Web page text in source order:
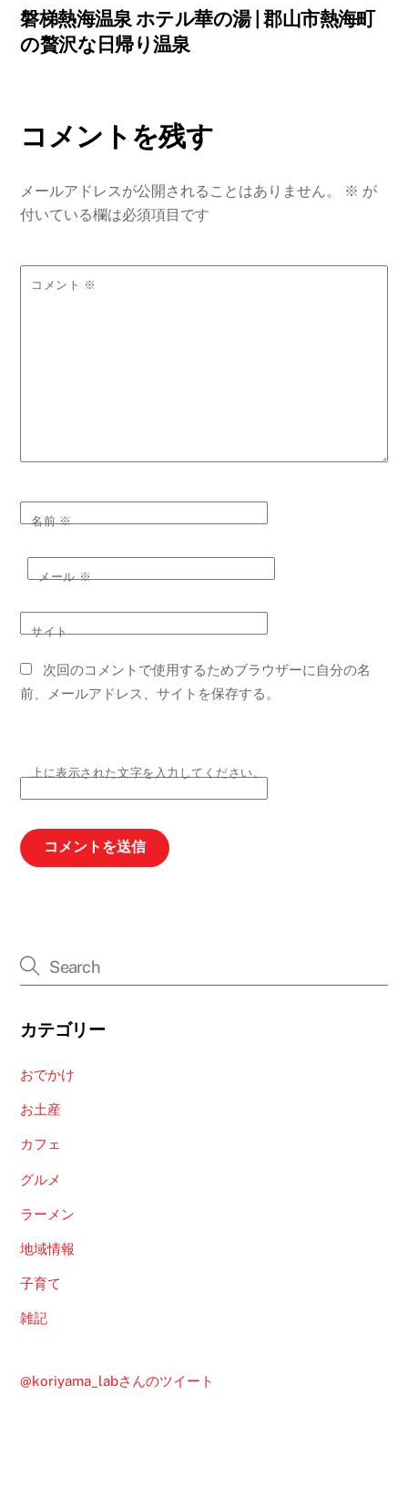
磐梯熱海温泉 ホテル華の湯 | 郡山市熱海町
の贅沢な日帰り温泉
コメントを残す
メールアドレスが公開されることはありません。 ※ が
付いている欄は必須項目です
コメント ※
名前※
メール※
サイト
次回のコメントで使用するためブラウザーに自分の名
前、メールアドレス、サイトを保存する。
上に表示された文字を入力してください。
カテゴリー
おでかけ
お土産
カフェ
グルメ
ラーメン
地域情報
子育て
雑記
@koriyama_labさんのツイート